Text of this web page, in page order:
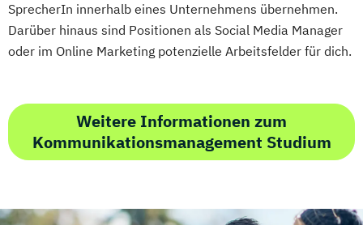
SprecherIn innerhalb eines Unternehmens übernehmen.
Darüber hinaus sind Positionen als Social Media Manager
oder im Online Marketing potenzielle Arbeitsfelder für dich.
Weitere Informationen zum
Kommunikationsmanagement Studium